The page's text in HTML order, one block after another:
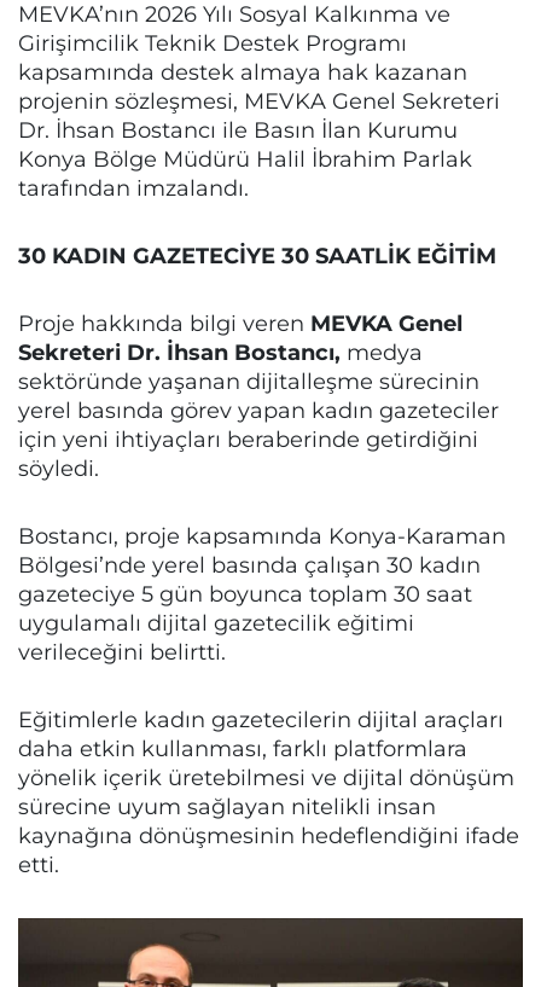
MEVKA’nın 2026 Yılı Sosyal Kalkınma ve
Girişimcilik Teknik Destek Programı
kapsamında destek almaya hak kazanan
projenin sözleşmesi, MEVKA Genel Sekreteri
Dr. İhsan Bostancı ile Basın İlan Kurumu
Konya Bölge Müdürü Halil İbrahim Parlak
tarafından imzalandı.
30 KADIN GAZETECİYE 30 SAATLİK EĞİTİM
Proje hakkında bilgi veren MEVKA Genel
Sekreteri Dr. İhsan Bostancı, medya
sektöründe yaşanan dijitalleşme sürecinin
yerel basında görev yapan kadın gazeteciler
için yeni ihtiyaçları beraberinde getirdiğini
söyledi.
Bostancı, proje kapsamında Konya-Karaman
Bölgesi’nde yerel basında çalışan 30 kadın
gazeteciye 5 gün boyunca toplam 30 saat
uygulamalı dijital gazetecilik eğitimi
verileceğini belirtti.
Eğitimlerle kadın gazetecilerin dijital araçları
daha etkin kullanması, farklı platformlara
yönelik içerik üretebilmesi ve dijital dönüşüm
sürecine uyum sağlayan nitelikli insan
kaynağına dönüşmesinin hedeflendiğini ifade
etti.